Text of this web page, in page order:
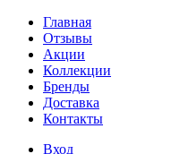
Главная
Отзывы
Акции
Коллекции
Бренды
Доставка
Контакты
Вход